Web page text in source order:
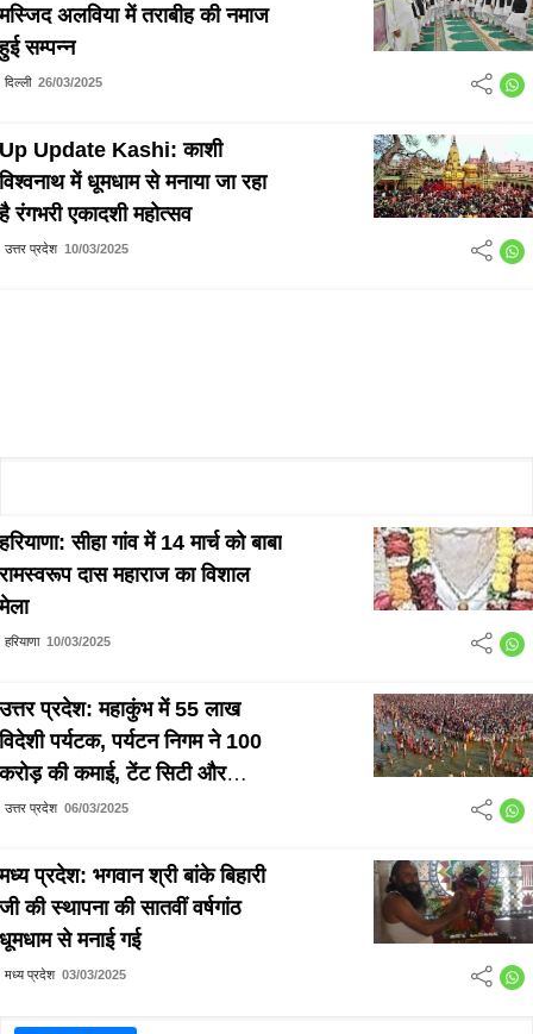
मस्जिद अलविया में तराबीह की नमाज
हुई सम्पन्न
दिल्ली 26/03/2025
Up Update Kashi: काशी
विश्वनाथ में धूमधाम से मनाया जा रहा
है रंगभरी एकादशी महोत्सव
उत्तर प्रदेश 10/03/2025
हरियाणा: सीहा गांव में 14 मार्च को बाबा
रामस्वरूप दास महाराज का विशाल
मेला
हरियाणा 10/03/2025
उत्तर प्रदेश: महाकुंभ में 55 लाख
विदेशी पर्यटक, पर्यटन निगम ने 100
करोड़ की कमाई, टेंट सिटी और
साहसिक गतिविधियों से बही धन की
उत्तर प्रदेश 06/03/2025
मध्य प्रदेश: भगवान श्री बांके बिहारी
जी की स्थापना की सातवीं वर्षगांठ
धूमधाम से मनाई गई
मध्य प्रदेश 03/03/2025